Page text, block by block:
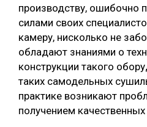
производству, ошибочно
силами своих
камеру, нисколько не
обладают знаниями о
конструкции такого
таких самодельных
практике возникают
получением